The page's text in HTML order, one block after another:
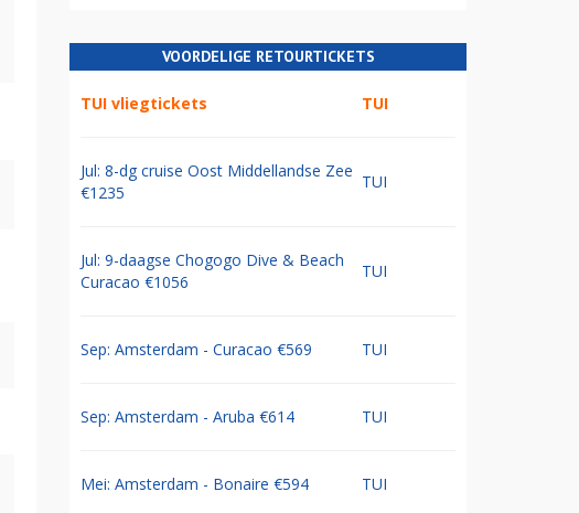
VOORDELIGE RETOURTICKETS
TUI vliegtickets TUI
Jul: 8-dg cruise Oost Middellandse Zee
€1235
TUI
Jul: 9-daagse Chogogo Dive & Beach
Curacao €1056
TUI
Sep: Amsterdam - Curacao €569 TUI
Sep: Amsterdam - Aruba €614 TUI
Mei: Amsterdam - Bonaire €594 TUI